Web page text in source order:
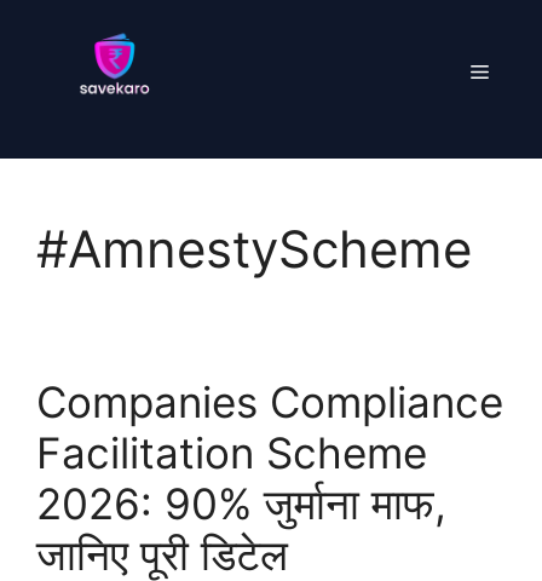
Menu
#AmnestyScheme
Companies Compliance
Facilitation Scheme
2026: 90% जुर्माना माफ,
जानिए पूरी डिटेल